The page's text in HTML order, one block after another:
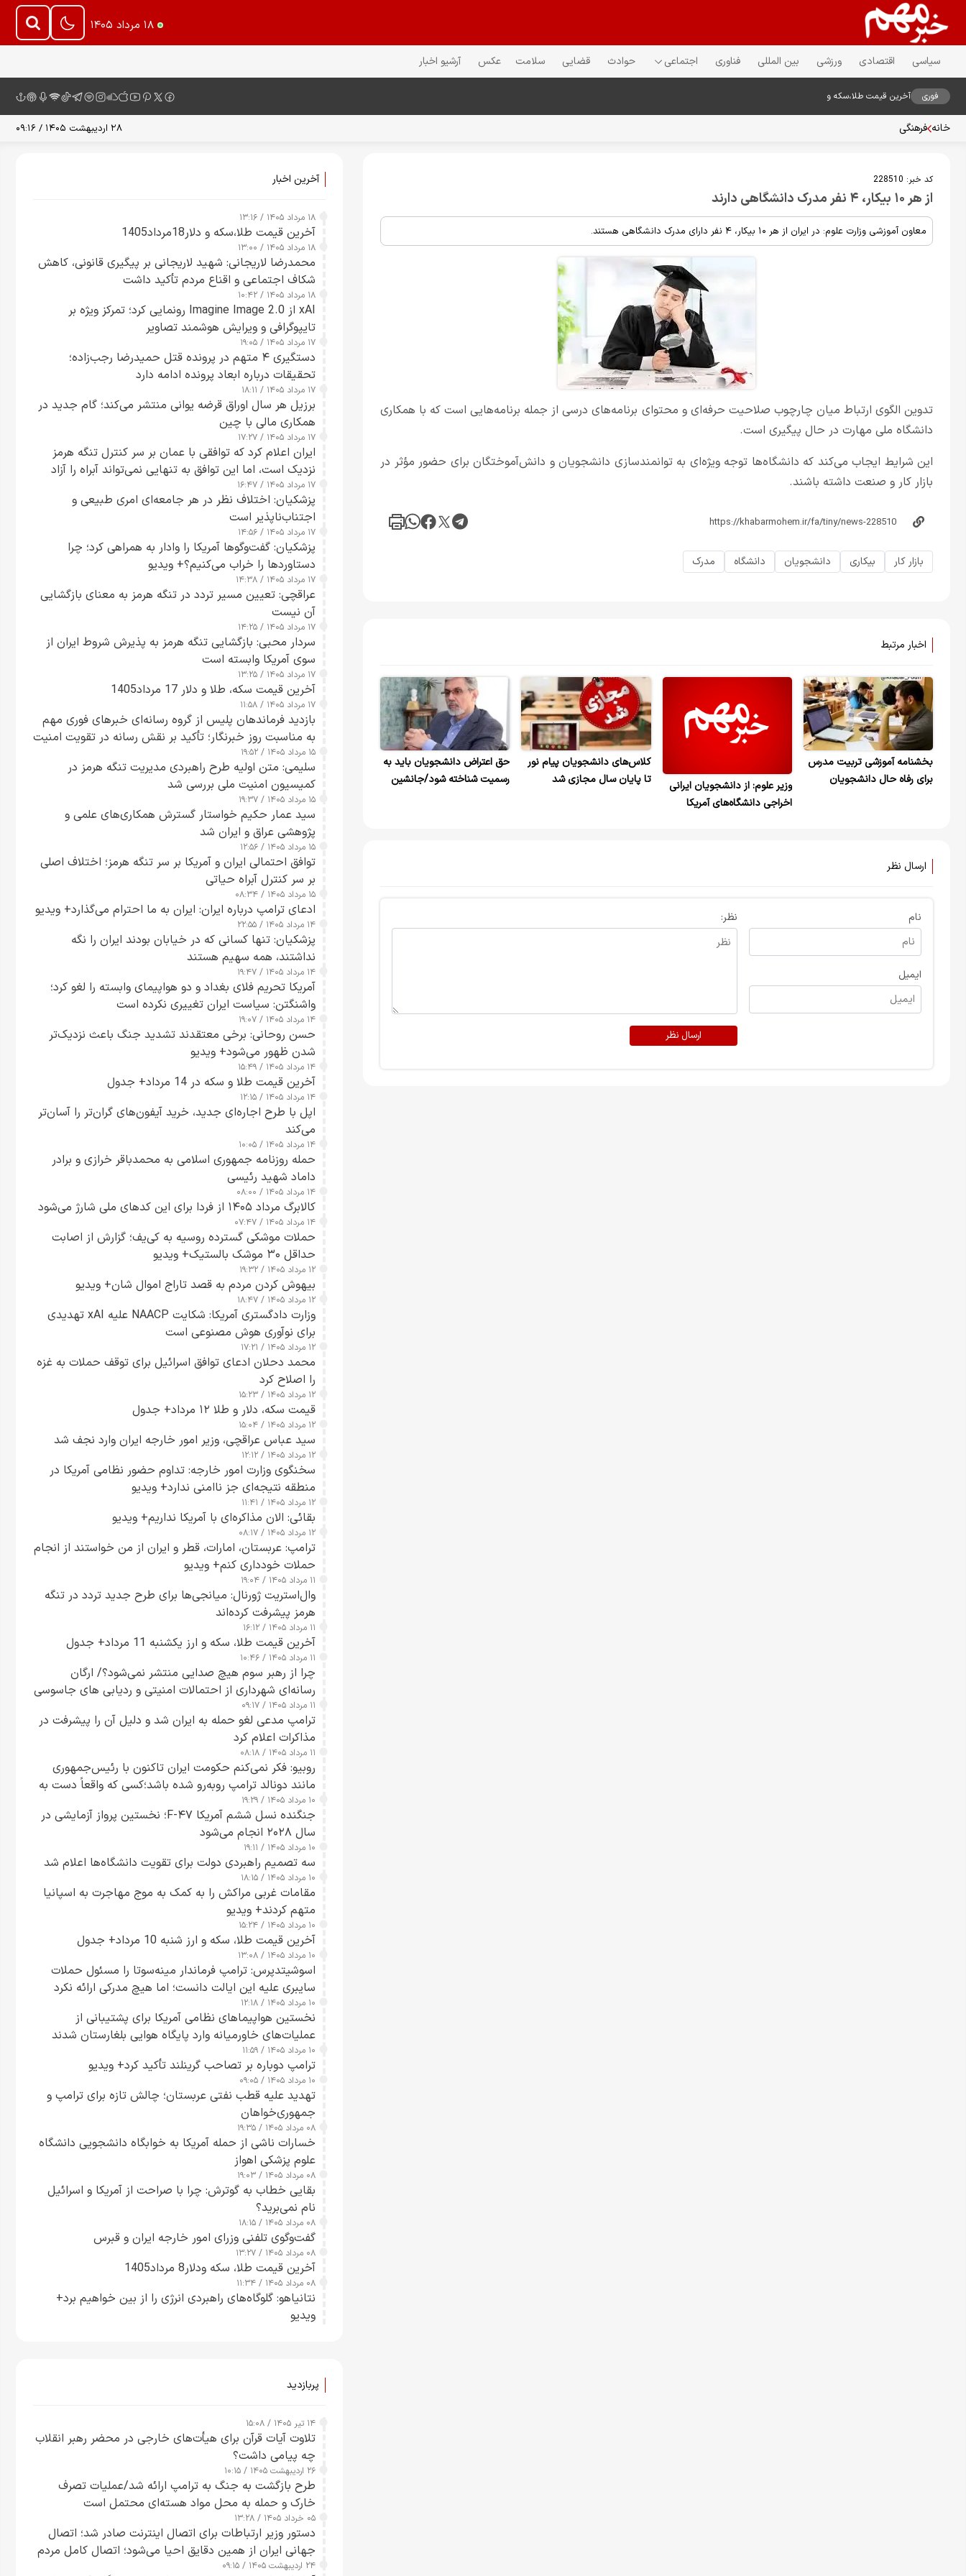
۱۸ مرداد ۱۴۰۵
سیاسی اقتصادی ورزشی بین المللی فناوری اجتماعی حوادث قضایی سلامت عکس آرشیو اخبار
فوری
آخرین قیمت طلا،سکه و
خانه فرهنگی ۲۸ اردیبهشت ۱۴۰۵ / ۰۹:۱۶
کد خبر: 228510
از هر ۱۰ بیکار، ۴ نفر مدرک دانشگاهی دارند
معاون آموزشی وزارت علوم: در ایران از هر ۱۰ بیکار، ۴ نفر دارای مدرک دانشگاهی هستند.
تدوین الگوی ارتباط میان چارچوب صلاحیت حرفه‌ای و محتوای برنامه‌های درسی از جمله برنامه‌هایی است که با همکاری
دانشگاه ملی مهارت در حال پیگیری است.
این شرایط ایجاب می‌کند که دانشگاه‌ها توجه ویژه‌ای به توانمندسازی دانشجویان و دانش‌آموختگان برای حضور مؤثر در
بازار کار و صنعت داشته باشند.
بازار کار بیکاری دانشجویان دانشگاه مدرک
اخبار مرتبط
بخشنامه آموزشی تربیت مدرس
برای رفاه حال دانشجویان
وزیر علوم: از دانشجویان ایرانی
اخراجی دانشگاه‌های آمریکا
کلاس‌های دانشجویان پیام نور
تا پایان سال مجازی شد
حق اعتراض دانشجویان باید به
رسمیت شناخته شود/جانشین
ارسال نظر
نام
ایمیل
نظر:
ارسال نظر
آخرین اخبار
۱۸ مرداد ۱۴۰۵ / ۱۳:۱۶
آخرین قیمت طلا،سکه و دلار18مرداد1405
۱۸ مرداد ۱۴۰۵ / ۱۳:۰۰
محمدرضا لاریجانی: شهید لاریجانی بر پیگیری قانونی، کاهش
شکاف اجتماعی و اقناع مردم تأکید داشت
۱۸ مرداد ۱۴۰۵ / ۱۰:۴۲
xAI از Imagine Image 2.0 رونمایی کرد؛ تمرکز ویژه بر
تایپوگرافی و ویرایش هوشمند تصاویر
۱۷ مرداد ۱۴۰۵ / ۱۹:۰۵
دستگیری ۴ متهم در پرونده قتل حمیدرضا رجب‌زاده؛
تحقیقات درباره ابعاد پرونده ادامه دارد
۱۷ مرداد ۱۴۰۵ / ۱۸:۱۱
برزیل هر سال اوراق قرضه یوانی منتشر می‌کند؛ گام جدید در
همکاری مالی با چین
۱۷ مرداد ۱۴۰۵ / ۱۷:۲۷
ایران اعلام کرد که توافقی با عمان بر سر کنترل تنگه هرمز
نزدیک است، اما این توافق به تنهایی نمی‌تواند آبراه را آزاد
کند
۱۷ مرداد ۱۴۰۵ / ۱۶:۴۷
پزشکیان: اختلاف نظر در هر جامعه‌ای امری طبیعی و
اجتناب‌ناپذیر است
۱۷ مرداد ۱۴۰۵ / ۱۴:۵۶
پزشکیان: گفت‌وگوها آمریکا را وادار به همراهی کرد؛ چرا
دستاوردها را خراب می‌کنیم؟+ ویدیو
۱۷ مرداد ۱۴۰۵ / ۱۴:۳۸
عراقچی: تعیین مسیر تردد در تنگه هرمز به معنای بازگشایی
آن نیست
۱۷ مرداد ۱۴۰۵ / ۱۴:۲۵
سردار محبی: بازگشایی تنگه هرمز به پذیرش شروط ایران از
سوی آمریکا وابسته است
۱۷ مرداد ۱۴۰۵ / ۱۳:۲۵
آخرین قیمت سکه، طلا و دلار 17 مرداد1405
۱۷ مرداد ۱۴۰۵ / ۱۱:۵۸
بازدید فرماندهان پلیس از گروه رسانه‌ای خبرهای فوری مهم
به مناسبت روز خبرنگار؛ تأکید بر نقش رسانه در تقویت امنیت
و اعتماد عمومی
۱۵ مرداد ۱۴۰۵ / ۱۹:۵۲
سلیمی: متن اولیه طرح راهبردی مدیریت تنگه هرمز در
کمیسیون امنیت ملی بررسی شد
۱۵ مرداد ۱۴۰۵ / ۱۹:۳۷
سید عمار حکیم خواستار گسترش همکاری‌های علمی و
پژوهشی عراق و ایران شد
۱۵ مرداد ۱۴۰۵ / ۱۲:۵۶
توافق احتمالی ایران و آمریکا بر سر تنگه هرمز؛ اختلاف اصلی
بر سر کنترل آبراه حیاتی
۱۵ مرداد ۱۴۰۵ / ۰۸:۳۴
ادعای ترامپ درباره ایران: ایران به ما احترام می‌گذارد+ ویدیو
۱۴ مرداد ۱۴۰۵ / ۲۲:۵۵
پزشکیان: تنها کسانی که در خیابان بودند ایران را نگه
نداشتند، همه سهیم هستند
۱۴ مرداد ۱۴۰۵ / ۱۹:۴۷
آمریکا تحریم فلای بغداد و دو هواپیمای وابسته را لغو کرد؛
واشنگتن: سیاست ایران تغییری نکرده است
۱۴ مرداد ۱۴۰۵ / ۱۹:۰۷
حسن روحانی: برخی معتقدند تشدید جنگ باعث نزدیک‌تر
شدن ظهور می‌شود+ ویدیو
۱۴ مرداد ۱۴۰۵ / ۱۵:۴۹
آخرین قیمت طلا و سکه در 14 مرداد+ جدول
۱۴ مرداد ۱۴۰۵ / ۱۲:۱۵
اپل با طرح اجاره‌ای جدید، خرید آیفون‌های گران‌تر را آسان‌تر
می‌کند
۱۴ مرداد ۱۴۰۵ / ۱۰:۰۵
حمله روزنامه جمهوری اسلامی به محمدباقر خرازی و برادر
داماد شهید رئیسی
۱۴ مرداد ۱۴۰۵ / ۰۸:۰۰
کالابرگ مرداد ۱۴۰۵ از فردا برای این کدهای ملی شارژ می‌شود
۱۴ مرداد ۱۴۰۵ / ۰۷:۴۷
حملات موشکی گسترده روسیه به کی‌یف؛ گزارش از اصابت
حداقل ۳۰ موشک بالستیک+ ویدیو
۱۲ مرداد ۱۴۰۵ / ۱۹:۳۲
بیهوش کردن مردم به قصد تاراج اموال شان+ ویدیو
۱۲ مرداد ۱۴۰۵ / ۱۸:۴۷
وزارت دادگستری آمریکا: شکایت NAACP علیه xAI تهدیدی
برای نوآوری هوش مصنوعی است
۱۲ مرداد ۱۴۰۵ / ۱۷:۲۱
محمد دحلان ادعای توافق اسرائیل برای توقف حملات به غزه
را اصلاح کرد
۱۲ مرداد ۱۴۰۵ / ۱۵:۲۳
قیمت سکه، دلار و طلا ۱۲ مرداد+ جدول
۱۲ مرداد ۱۴۰۵ / ۱۵:۰۴
سید عباس عراقچی، وزیر امور خارجه ایران وارد نجف شد
۱۲ مرداد ۱۴۰۵ / ۱۲:۱۲
سخنگوی وزارت امور خارجه: تداوم حضور نظامی آمریکا در
منطقه نتیجه‌ای جز ناامنی ندارد+ ویدیو
۱۲ مرداد ۱۴۰۵ / ۱۱:۴۱
بقائی: الان مذاکره‌ای با آمریکا نداریم+ ویدیو
۱۲ مرداد ۱۴۰۵ / ۰۸:۱۷
ترامپ: عربستان، امارات، قطر و ایران از من خواستند از انجام
حملات خودداری کنم+ ویدیو
۱۱ مرداد ۱۴۰۵ / ۱۹:۰۴
وال‌استریت ژورنال: میانجی‌ها برای طرح جدید تردد در تنگه
هرمز پیشرفت کرده‌اند
۱۱ مرداد ۱۴۰۵ / ۱۶:۱۲
آخرین قیمت طلا، سکه و ارز یکشنبه 11 مرداد+ جدول
۱۱ مرداد ۱۴۰۵ / ۱۰:۴۶
چرا از رهبر سوم هیچ صدایی منتشر نمی‌شود؟/ ارگان
رسانه‌ای شهرداری از احتمالات امنیتی و ردیابی های جاسوسی
گفت
۱۱ مرداد ۱۴۰۵ / ۰۹:۱۷
ترامپ مدعی لغو حمله به ایران شد و دلیل آن را پیشرفت در
مذاکرات اعلام کرد
۱۱ مرداد ۱۴۰۵ / ۰۸:۱۸
روبیو: فکر نمی‌کنم حکومت ایران تاکنون با رئیس‌جمهوری
مانند دونالد ترامپ روبه‌رو شده باشد؛کسی که واقعاً دست به
اقدام می‌زند
۱۰ مرداد ۱۴۰۵ / ۱۹:۲۹
جنگنده نسل ششم آمریکا F-۴۷؛ نخستین پرواز آزمایشی در
سال ۲۰۲۸ انجام می‌شود
۱۰ مرداد ۱۴۰۵ / ۱۹:۱۱
سه تصمیم راهبردی دولت برای تقویت دانشگاه‌ها اعلام شد
۱۰ مرداد ۱۴۰۵ / ۱۸:۱۵
مقامات غربی مراکش را به کمک به موج مهاجرت به اسپانیا
متهم کردند+ ویدیو
۱۰ مرداد ۱۴۰۵ / ۱۵:۲۴
آخرین قیمت طلا، سکه و ارز شنبه 10 مرداد+ جدول
۱۰ مرداد ۱۴۰۵ / ۱۳:۰۸
اسوشیتدپرس: ترامپ فرماندار مینه‌سوتا را مسئول حملات
سایبری علیه این ایالت دانست؛ اما هیچ مدرکی ارائه نکرد
۱۰ مرداد ۱۴۰۵ / ۱۲:۱۸
نخستین هواپیماهای نظامی آمریکا برای پشتیبانی از
عملیات‌های خاورمیانه وارد پایگاه هوایی بلغارستان شدند
۱۰ مرداد ۱۴۰۵ / ۱۱:۵۹
ترامپ دوباره بر تصاحب گرینلند تأکید کرد+ ویدیو
۱۰ مرداد ۱۴۰۵ / ۰۹:۰۵
تهدید علیه قطب نفتی عربستان؛ چالش تازه برای ترامپ و
جمهوری‌خواهان
۰۸ مرداد ۱۴۰۵ / ۱۹:۳۵
خسارات ناشی از حمله آمریکا به خوابگاه دانشجویی دانشگاه
علوم پزشکی اهواز
۰۸ مرداد ۱۴۰۵ / ۱۹:۰۳
بقایی خطاب به گوترش: چرا با صراحت از آمریکا و اسرائیل
نام نمی‌برید؟
۰۸ مرداد ۱۴۰۵ / ۱۸:۱۵
گفت‌وگوی تلفنی وزرای امور خارجه ایران و قبرس
۰۸ مرداد ۱۴۰۵ / ۱۳:۲۷
آخرین قیمت طلا، سکه ودلار8 مرداد1405
۰۸ مرداد ۱۴۰۵ / ۱۱:۳۴
نتانیاهو: گلوگاه‌های راهبردی انرژی را از بین خواهیم برد+
ویدیو
پربازدید
۱۴ تیر ۱۴۰۵ / ۱۵:۰۸
تلاوت آیات قرآن برای هیأت‌های خارجی در محضر رهبر انقلاب
چه پیامی داشت؟
۲۶ اردیبهشت ۱۴۰۵ / ۱۰:۱۵
طرح‌ بازگشت به جنگ به ترامپ ارائه شد/عملیات تصرف
خارک و حمله به محل مواد هسته‌ای محتمل است
۰۵ خرداد ۱۴۰۵ / ۱۳:۲۸
دستور وزیر ارتباطات برای اتصال اینترنت صادر شد؛ اتصال
جهانی ایران از همین دقایق احیا می‌شود؛ اتصال کامل مردم
تا ۲۴ ساعت آینده
۲۴ اردیبهشت ۱۴۰۵ / ۰۹:۱۵